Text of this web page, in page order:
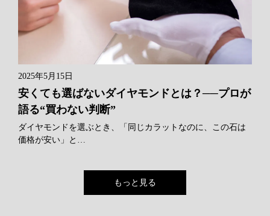
2025年5月15日
安くても選ばないダイヤモンドとは？──プロが
語る“買わない判断”
ダイヤモンドを選ぶとき、「同じカラットなのに、この石は
価格が安い」と…
もっと見る